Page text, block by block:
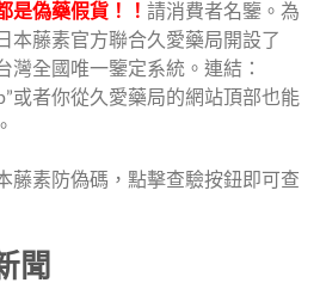
是偽藥假貨！！ 請消費者名鑒。為
本藤素官方聯合久愛藥局開設了
灣全國唯一鑒定系統。連結：
或者你從久愛藥局的網站頂部也能
藤素防偽碼，點擊查驗按鈕即可查
聞